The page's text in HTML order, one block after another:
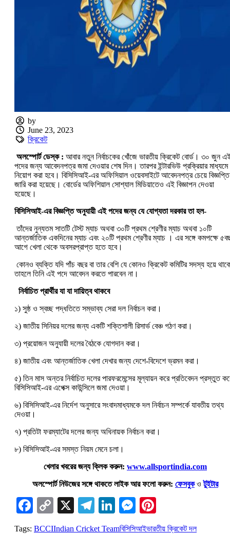
by
June 23, 2023
ক্রিকেট
অলস্পোর্ট ডেস্ক : আবার নতুন নির্বাচকের খোঁজে ভারতীয় ক্রিকেট বোর্ড। ৩০ জুন
পদের জন্য আবেদনপত্র জমা দেওয়ার শেষ দিন। তারপর ইন্টারভিউ প্রক্রিয়ার মাধ্যমে
নিয়োগ করা হবে। বিসিসিআই-এর অফিসিয়াল ওয়েবসাইটে আবেদনপত্র চেয়ে বিজ্ঞপ্তি
জারি করা হয়েছে। বোর্ডের অফিশিয়াল সোশ্যাল মিডিয়াতেও এই বিজ্ঞাপন দেওয়া
হয়েছে।
বিসিসিআই-এর বিজ্ঞপ্তি অনুযায়ী এই পদের জন্য যে যোগ্যতা দরকার তা হল-
তাঁদের নুন্যতম সাতটি টেস্ট ম্যাচ অথবা ৩০টি প্রথম শ্রেণীর ম্যাচ অথবা ১০টি
আন্তর্জাতিক একদিনের ম্যাচ এবং ২০টি প্রথম শ্রেণীর ম্যাচ । এর সঙ্গে কমপক্ষে
আগে খেলা থেকে অবসরপ্রাপ্ত হতে হবে।
কোনও ব্যক্তি যদি পাঁচ বছর বা তার বেশি যে কোনও ক্রিকেট কমিটির সদস্য হয়ে
তাহলে তিনি এই পদে আবেদন করতে পারবেন না।
নির্বাচিত প্রার্থীর যা যা দায়িত্ব থাকবে
১) সুষ্ঠ ও স্বচ্ছ পদ্ধতিতে সম্ভাব্য সেরা দল নির্বাচন করা।
২) জাতীয় সিনিয়র দলের জন্য একটি শক্তিশালী রিসার্ভ বেঞ্চ গঠণ করা।
৩) প্রয়োজন অনুযায়ী দলের বৈঠকে যোগদান করা।
৪) জাতীয় এবং আন্তর্জাতিক খেলা দেখার জন্য দেশে-বিদেশে ভ্রমন করা।
৫) তিন মাস অন্তর নির্বাচিত দলের পারফরমেন্সের মূল্যায়ন করে প্রতিবেদন প্রস্তুত
বিসিসিআই-এর এপেক্স কাউন্সিলে জমা দেওয়া।
৬) বিসিসিআই-এর নির্দেশ অনুসারে সংবাদমাধ্যমকে দল নির্বাচন সম্পর্কে যাবতীয় তথ্য
দেওয়া।
৭) প্রতিটা ফরম্যাটের দলের জন্য অধিনায়ক নির্বাচন করা।
৮) বিসিসিআই-এর সমস্ত নিয়ম মেনে চলা।
খেলার খবরের জন্য ক্লিক করুন: www.allsportindia.com
অলস্পোর্ট নিউজের সঙ্গে থাকতে লাইক আর ফলো করুন: ফেসবুকওটুইটার
Facebook
Copy
Link
X Telegram
LinkedIn
Messenger
Tags: BCCIIndian Cricket Teamবিসিসিআইভারতীয় ক্রিকেট দল